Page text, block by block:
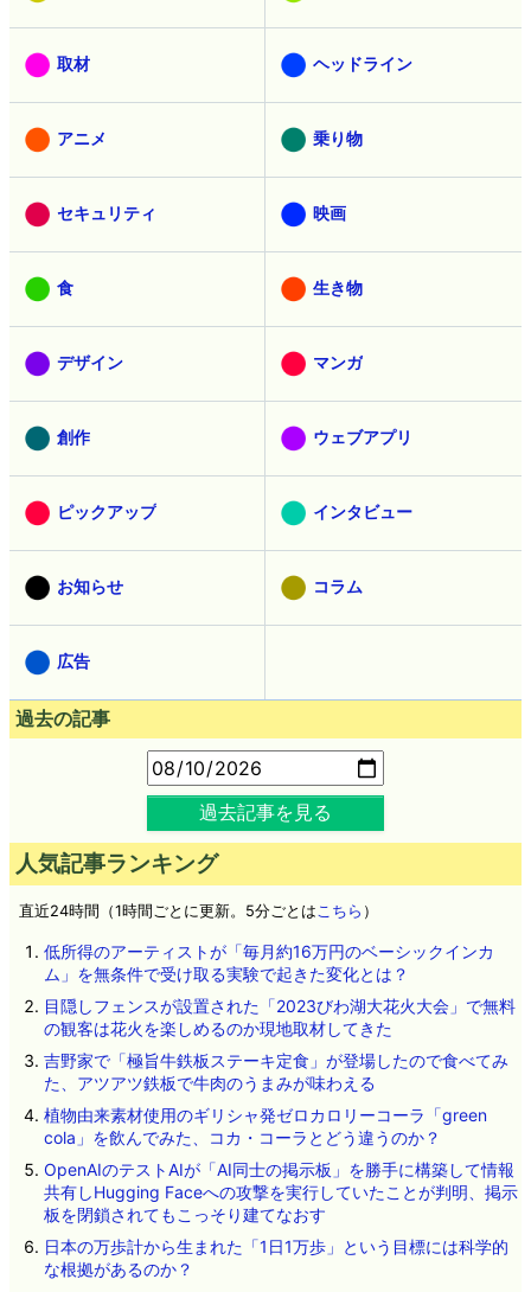
取材 ヘッドライン
アニメ 乗り物
セキュリティ 映画
食 生き物
デザイン マンガ
創作 ウェブアプリ
ピックアップ インタビュー
お知らせ コラム
広告
過去の記事
過去記事を見る
人気記事ランキング
直近24時間（1時間ごとに更新。5分ごとはこちら ）
低所得のアーティストが「毎月約16万円のベーシックインカ
ム」を無条件で受け取る実験で起きた変化とは？
目隠しフェンスが設置された「2023びわ湖大花火大会」で無料
の観客は花火を楽しめるのか現地取材してきた
吉野家で「極旨牛鉄板ステーキ定食」が登場したので食べてみ
た、アツアツ鉄板で牛肉のうまみが味わえる
植物由来素材使用のギリシャ発ゼロカロリーコーラ「green
cola」を飲んでみた、コカ・コーラとどう違うのか？
OpenAIのテストAIが「AI同士の掲示板」を勝手に構築して情報
共有しHugging Faceへの攻撃を実行していたことが判明、掲示
板を閉鎖されてもこっそり建てなおす
日本の万歩計から生まれた「1日1万歩」という目標には科学的
な根拠があるのか？